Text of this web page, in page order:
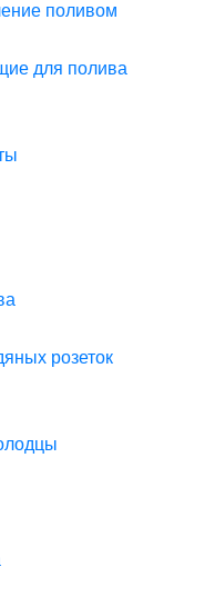
поливом
для полива
розеток